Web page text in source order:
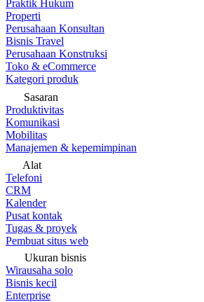
Praktik Hukum
Properti
Perusahaan Konsultan
Bisnis Travel
Perusahaan Konstruksi
Toko & eCommerce
Kategori produk
Sasaran
Produktivitas
Komunikasi
Mobilitas
Manajemen & kepemimpinan
Alat
Telefoni
CRM
Kalender
Pusat kontak
Tugas & proyek
Pembuat situs web
Ukuran bisnis
Wirausaha solo
Bisnis kecil
Enterprise